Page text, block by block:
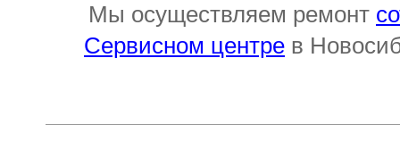
Мы осуществляем ремонт
Сервисном центре в